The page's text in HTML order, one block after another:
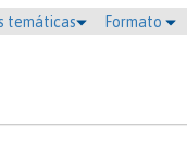
temáticas Formato